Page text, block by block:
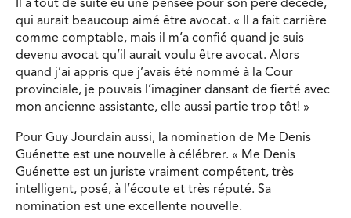
Il a tout de suite eu une pensée pour son père décédé,
qui aurait beaucoup aimé être avocat. « Il a fait carrière
comme comptable, mais il m’a confié quand je suis
devenu avocat qu’il aurait voulu être avocat. Alors
quand j’ai appris que j’avais été nommé à la Cour
provinciale, je pouvais l’imaginer dansant de fierté avec
mon ancienne assistante, elle aussi partie trop tôt! »
Pour Guy Jourdain aussi, la nomination de Me Denis
Guénette est une nouvelle à célébrer. « Me Denis
Guénette est un juriste vraiment compétent, très
intelligent, posé, à l’écoute et très réputé. Sa
nomination est une excellente nouvelle.